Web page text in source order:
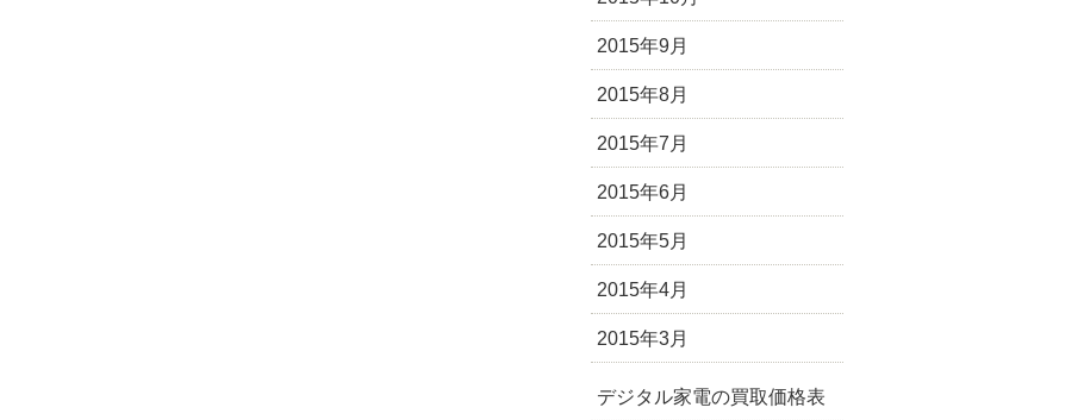
2015年9月
2015年8月
2015年7月
2015年6月
2015年5月
2015年4月
2015年3月
デジタル家電の買取価格表